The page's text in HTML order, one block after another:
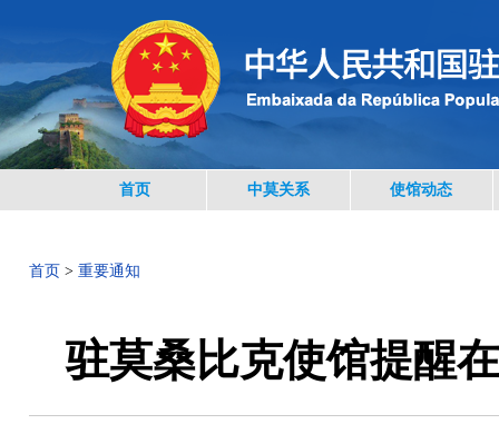
首页 中莫关系 使馆动态
首页 > 重要通知
驻莫桑比克使馆提醒